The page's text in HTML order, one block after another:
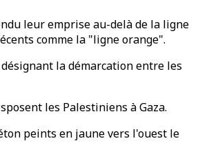
leur emprise au-delà de la ligne
comme la "ligne orange".
la démarcation entre les
les Palestiniens à Gaza.
peints en jaune vers l'ouest le